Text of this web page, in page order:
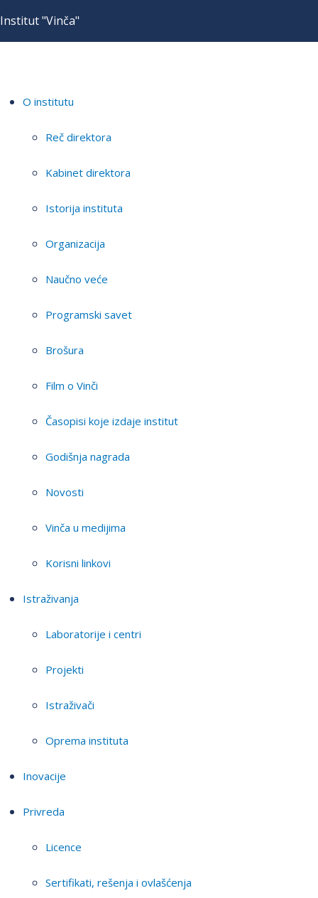
Institut "Vinča"
O institutu
Reč direktora
Kabinet direktora
Istorija instituta
Organizacija
Naučno veće
Programski savet
Brošura
Film o Vinči
Časopisi koje izdaje institut
Godišnja nagrada
Novosti
Vinča u medijima
Korisni linkovi
Istraživanja
Laboratorije i centri
Projekti
Istraživači
Oprema instituta
Inovacije
Privreda
Licence
Sertifikati, rešenja i ovlašćenja